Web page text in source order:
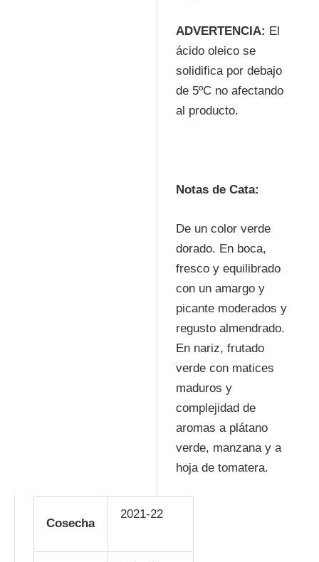
ADVERTENCIA: El
ácido oleico se
solidifica por debajo
de 5ºC no afectando
al producto.
Notas de Cata:
De un color verde
dorado. En boca,
fresco y equilibrado
con un amargo y
picante moderados y
regusto almendrado.
En nariz, frutado
verde con matices
maduros y
complejidad de
aromas a plátano
verde, manzana y a
hoja de tomatera.
Cosecha
2021-22